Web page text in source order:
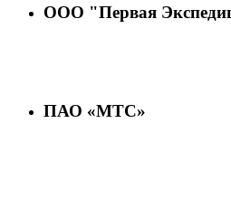
ООО "Первая
ПАО «МТС»